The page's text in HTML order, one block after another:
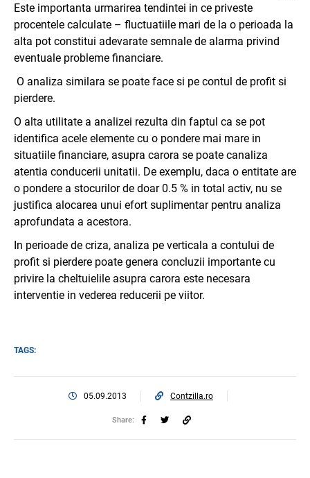
Este importanta urmarirea tendintei in ce priveste
procentele calculate – fluctuatiile mari de la o perioada la
alta pot constitui adevarate semnale de alarma privind
eventuale probleme financiare.
O analiza similara se poate face si pe contul de profit si
pierdere.
O alta utilitate a analizei rezulta din faptul ca se pot
identifica acele elemente cu o pondere mai mare in
situatiile financiare, asupra carora se poate canaliza
atentia conducerii unitatii. De exemplu, daca o entitate are
o pondere a stocurilor de doar 0.5 % in total activ, nu se
justifica alocarea unui efort suplimentar pentru analiza
aprofundata a acestora.
In perioade de criza, analiza pe verticala a contului de
profit si pierdere poate genera concluzii importante cu
privire la cheltuielile asupra carora este necesara
interventie in vederea reducerii pe viitor.
TAGS:
05.09.2013 Contzilla.ro
Share: